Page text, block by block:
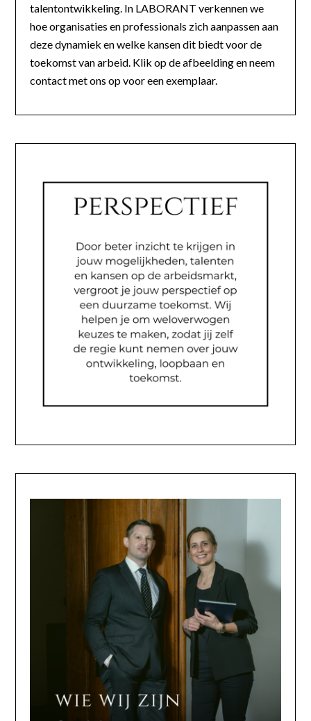
talentontwikkeling. In LABORANT verkennen we
hoe organisaties en professionals zich aanpassen aan
deze dynamiek en welke kansen dit biedt voor de
toekomst van arbeid. Klik op de afbeelding en neem
contact met ons op voor een exemplaar.